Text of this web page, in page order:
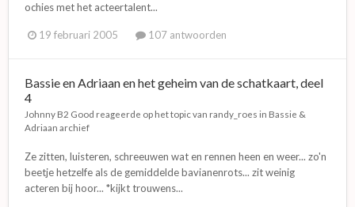
ochies met het acteertalent...
19 februari 2005 107 antwoorden
Bassie en Adriaan en het geheim van de schatkaart, deel
4
Johnny B2 Good reageerde op het topic van randy_roes in Bassie &
Adriaan archief
Ze zitten, luisteren, schreeuwen wat en rennen heen en weer... zo'n
beetje hetzelfe als de gemiddelde bavianenrots... zit weinig
acteren bij hoor... *kijkt trouwens...